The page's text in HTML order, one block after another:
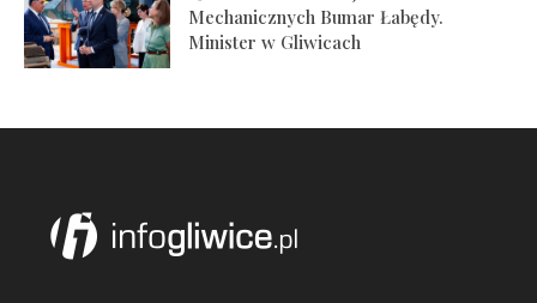
Mechanicznych Bumar Łabędy.
Minister w Gliwicach